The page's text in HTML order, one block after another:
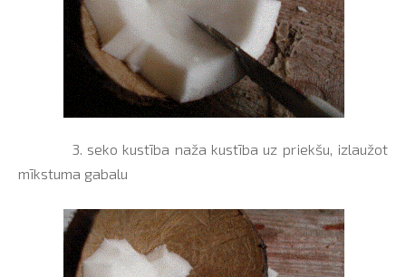
3. seko kustība naža kustība uz priekšu, izlaužot
mīkstuma gabalu